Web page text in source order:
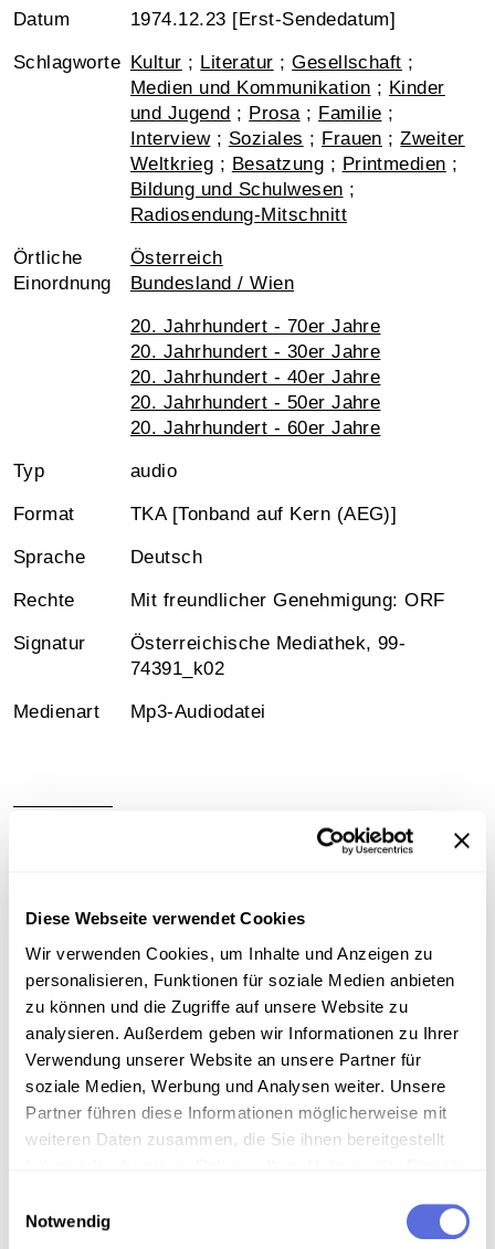
Diese Webseite verwendet Cookies
Wir verwenden Cookies, um Inhalte und Anzeigen zu
personalisieren, Funktionen für soziale Medien anbieten
zu können und die Zugriffe auf unsere Website zu
analysieren. Außerdem geben wir Informationen zu Ihrer
Verwendung unserer Website an unsere Partner für
soziale Medien, Werbung und Analysen weiter. Unsere
Partner führen diese Informationen möglicherweise mit
weiteren Daten zusammen, die Sie ihnen bereitgestellt
Notwendig
Datum 1974.12.23 [Erst-Sendedatum]
Schlagworte Kultur ; Literatur ;Gesellschaft ;
Medien und Kommunikation ; Kinder
und Jugend ; Prosa; Familie ;
Interview; Soziales ; Frauen ;Zweiter
Weltkrieg ; Besatzung ; Printmedien ;
Bildung und Schulwesen ;
Radiosendung-Mitschnitt
Örtliche
Einordnung
Österreich
Bundesland / Wien
20. Jahrhundert - 70er Jahre
20. Jahrhundert - 30er Jahre
20. Jahrhundert - 40er Jahre
20. Jahrhundert - 50er Jahre
20. Jahrhundert - 60er Jahre
Typ audio
Format TKA [Tonband auf Kern (AEG)]
Sprache Deutsch
Rechte Mit freundlicher Genehmigung: ORF
Signatur
Österreichische Mediathek, 99-
74391_k02
Medienart Mp3-Audiodatei
Mediathek
Anmerkungen zum Inhalt
Sendereihe "Geschichte und Geschichten"
Art der Aufnahme